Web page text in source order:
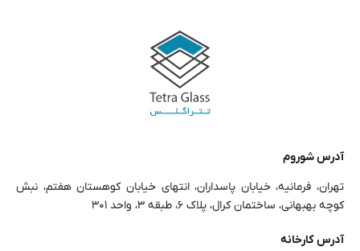
آدرس شوروم
تهران، فرمانیه، خیابان پاسداران، انتهای خیابان کوهستان هفتم، نبش
کوچه بهبهانی، ساختمان کرال، پلاک ۶، طبقه ۳، واحد ۳۰۱
آدرس کارخانه